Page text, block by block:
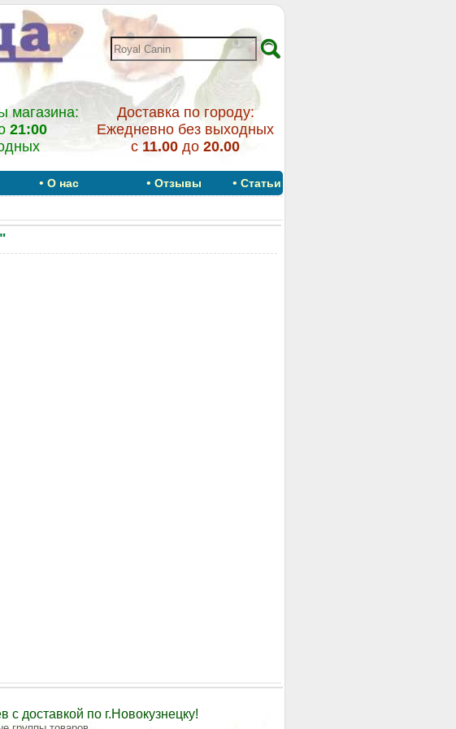
магазина:
21:00
Доставка по городу:
Ежедневно без выходных
с 11.00 до 20.00
• О нас • Отзывы • Статьи
доставкой по г.Новокузнецку!